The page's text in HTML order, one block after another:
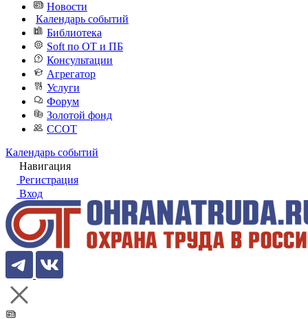
Новости
Календарь событий
Библиотека
Soft по ОТ и ПБ
Консультации
Агрегатор
Услуги
Форум
Золотой фонд
ССОТ
Календарь событий
Навигация
Регистрация
Вход